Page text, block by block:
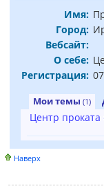
Имя:
Город:
Вебсайт:
О себе:
Регистрация:
Мои темы (1)
Центр
Наверх